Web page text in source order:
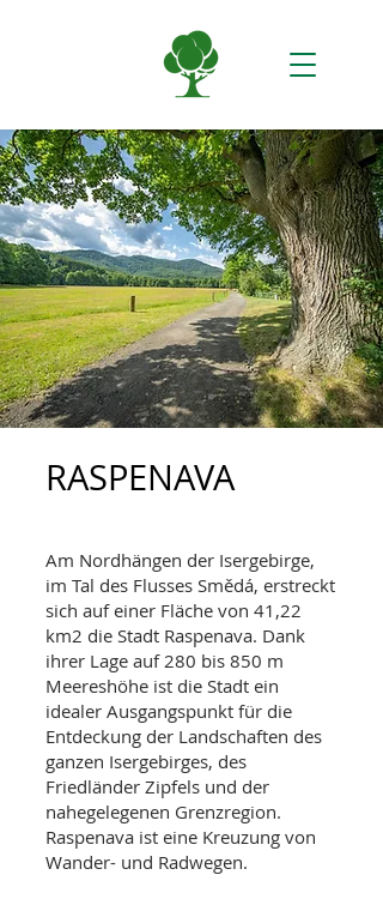
RASPENAVA
Am Nordhängen der Isergebirge,
im Tal des Flusses Smědá, erstreckt
sich auf einer Fläche von 41,22
km2 die Stadt Raspenava. Dank
ihrer Lage auf 280 bis 850 m
Meereshöhe ist die Stadt ein
idealer Ausgangspunkt für die
Entdeckung der Landschaften des
ganzen Isergebirges, des
Friedländer Zipfels und der
nahegelegenen Grenzregion.
Raspenava ist eine Kreuzung von
Wander- und Radwegen.